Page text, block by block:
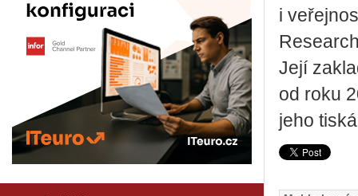
i
Její
od roku
jeho